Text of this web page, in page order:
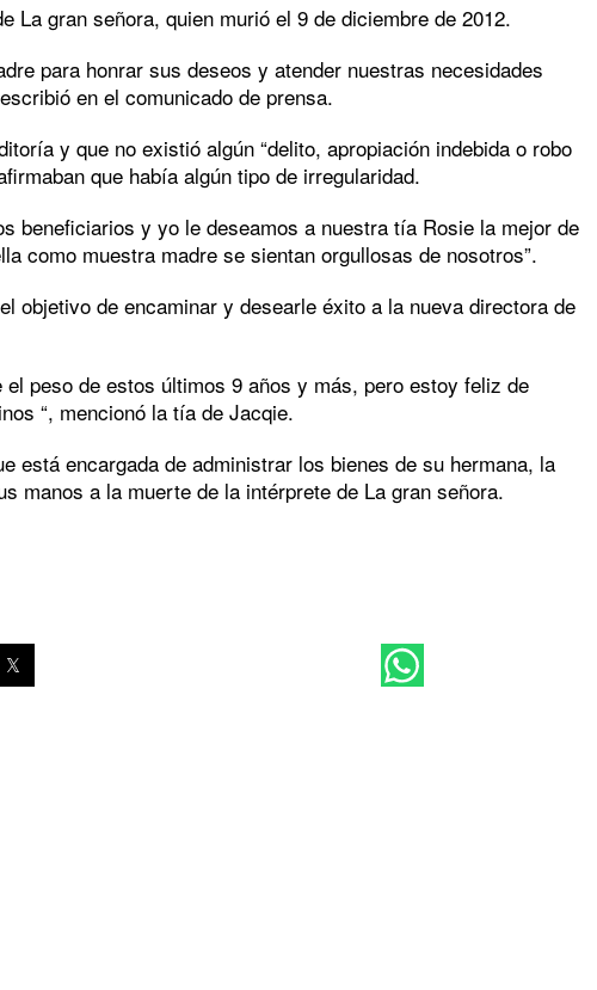
gran señora, quien murió el 9 de diciembre de 2012.
para honrar sus deseos y atender nuestras necesidades
en el comunicado de prensa.
y que no existió algún “delito, apropiación indebida o robo
que había algún tipo de irregularidad.
beneficiarios y yo le deseamos a nuestra tía Rosie la mejor de
como muestra madre se sientan orgullosas de nosotros”.
objetivo de encaminar y desearle éxito a la nueva directora de
peso de estos últimos 9 años y más, pero estoy feliz de
“, mencionó la tía de Jacqie.
está encargada de administrar los bienes de su hermana, la
manos a la muerte de la intérprete de La gran señora.